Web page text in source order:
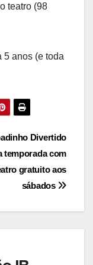
teatro (98
5 anos (e toda
Divertido
temporada com
gratuito aos
sábados